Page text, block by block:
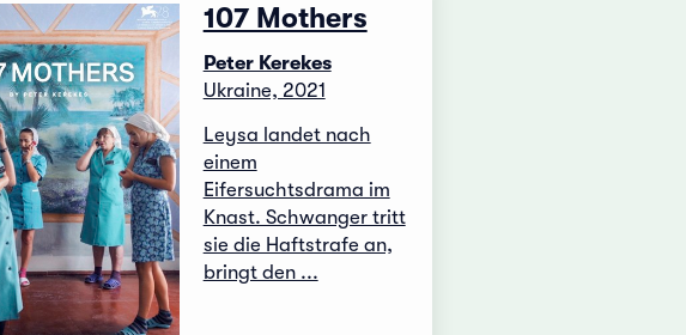
107 Mothers
Peter Kerekes
Ukraine, 2021
Leysa landet nach
einem
Eifersuchtsdrama im
Knast. Schwanger tritt
sie die Haftstrafe an,
bringt den ...